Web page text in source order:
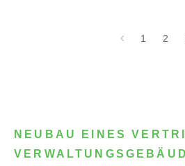
1 2
NEUBAU EINES